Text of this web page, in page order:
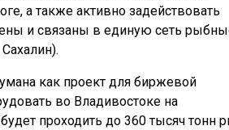
а также активно задействовать
и связаны в единую сеть
как проект для биржевой
во Владивостоке на
проходить до 360 тысяч тонн